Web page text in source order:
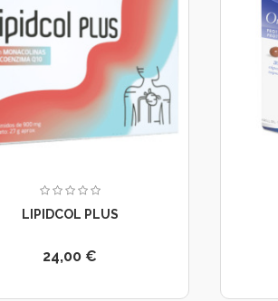
LIPIDCOL PLUS
24,00 €